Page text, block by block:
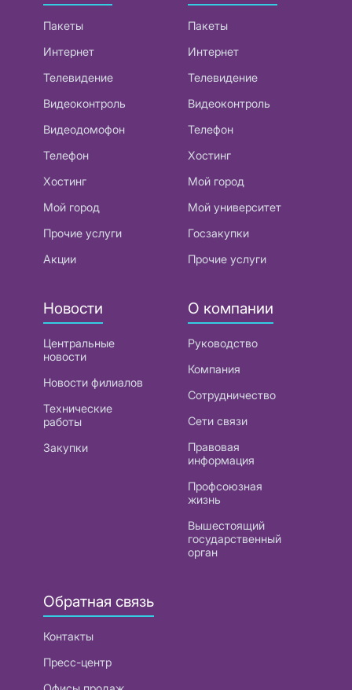
Пакеты
Интернет
Телевидение
Видеоконтроль
Видеодомофон
Телефон
Хостинг
Мой город
Прочие услуги
Акции
Пакеты
Интернет
Телевидение
Видеоконтроль
Телефон
Хостинг
Мой город
Мой университет
Госзакупки
Прочие услуги
Новости
Центральные
новости
Новости филиалов
Технические
работы
Закупки
О компании
Руководство
Компания
Сотрудничество
Сети связи
Правовая
информация
Профсоюзная
жизнь
Вышестоящий
государственный
орган
Обратная связь
Контакты
Пресс-центр